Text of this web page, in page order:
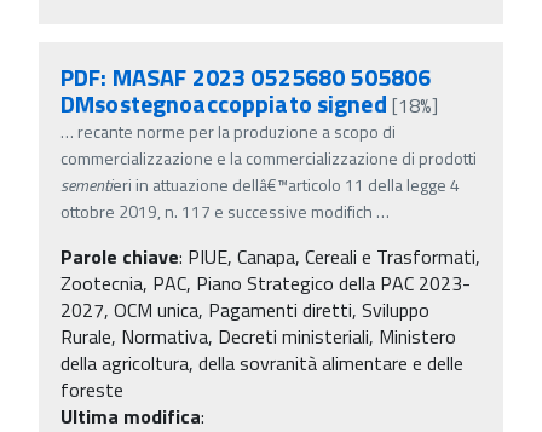
PDF: MASAF 2023 0525680 505806
DMsostegnoaccoppiato signed [18%]
… recante norme per la produzione a scopo di
commercializzazione e la commercializzazione di prodotti
sementieri in attuazione dellâ€™articolo 11 della legge 4
ottobre 2019, n. 117 e successive modifich …
Parole chiave: PIUE, Canapa, Cereali e Trasformati,
Zootecnia, PAC, Piano Strategico della PAC 2023-
2027, OCM unica, Pagamenti diretti, Sviluppo
Rurale, Normativa, Decreti ministeriali, Ministero
della agricoltura, della sovranità alimentare e delle
foreste
Ultima modifica: